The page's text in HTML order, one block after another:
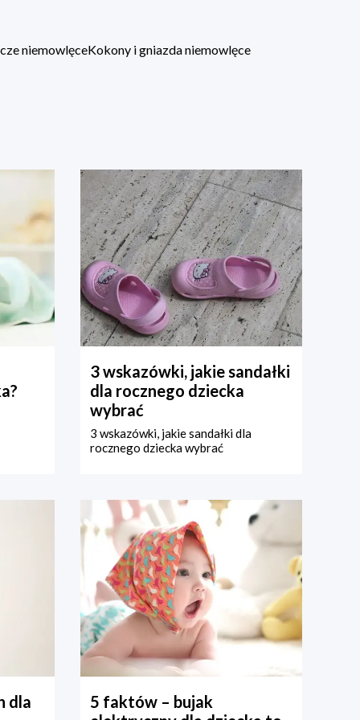
niemowlęceKokony i gniazda niemowlęce
3 wskazówki, jakie sandałki
dla rocznego dziecka
wybrać
3 wskazówki, jakie sandałki dla
rocznego dziecka wybrać
dla
5 faktów – bujak